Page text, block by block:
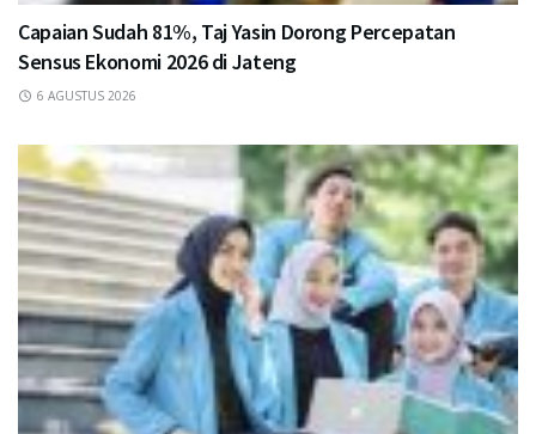
Capaian Sudah 81%, Taj Yasin Dorong Percepatan
Sensus Ekonomi 2026 di Jateng
6 AGUSTUS 2026